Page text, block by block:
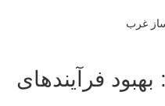
فرآیندهای